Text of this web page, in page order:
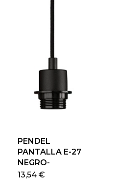
PENDEL
PANTALLA E-27
NEGRO-
13,54 €